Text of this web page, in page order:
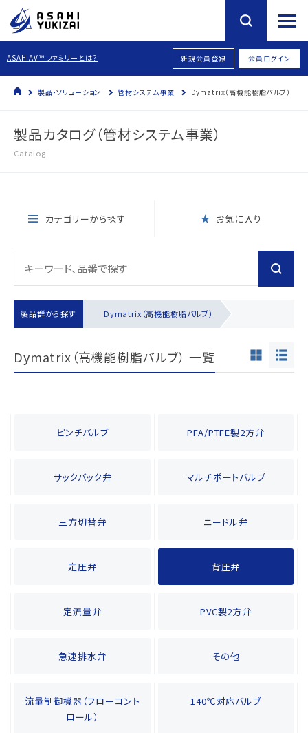
ASAHIAV™ ファミリーとは？ 新規会員登録 会員ログイン
製品・ソリューション 管材システム事業 Dymatrix（高機能樹脂バルブ）
製品カタログ（管材システム事業）
Catalog
カテゴリーから探す お気に入り
製品群から探す Dymatrix（高機能樹脂バルブ）
Dymatrix（高機能樹脂バルブ） 一覧
ピンチバルブ PFA/PTFE製2方弁
サックバック弁 マルチポートバルブ
三方切替弁 ニードル弁
定圧弁 背圧弁
定流量弁 PVC製2方弁
急速排水弁 その他
流量制御機器（フローコント
ロール）
140℃対応バルブ